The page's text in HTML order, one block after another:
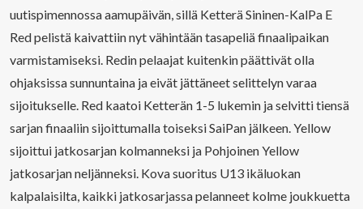
uutispimennossa aamupäivän, sillä Ketterä Sininen-KalPa E
Red pelistä kaivattiin nyt vähintään tasapeliä finaalipaikan
varmistamiseksi. Redin pelaajat kuitenkin päättivät olla
ohjaksissa sunnuntaina ja eivät jättäneet selittelyn varaa
sijoitukselle. Red kaatoi Ketterän 1-5 lukemin ja selvitti tiensä
sarjan finaaliin sijoittumalla toiseksi SaiPan jälkeen. Yellow
sijoittui jatkosarjan kolmanneksi ja Pohjoinen Yellow
jatkosarjan neljänneksi. Kova suoritus U13 ikäluokan
kalpalaisilta, kaikki jatkosarjassa pelanneet kolme joukkuetta